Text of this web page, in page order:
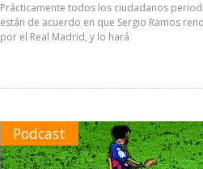
Prácticamente todos los ciudadanos
están de acuerdo en que Sergio Ramos
por el Real Madrid, y lo hará
Podcast